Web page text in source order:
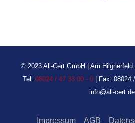
© 2023 All-Cert GmbH | Am Hilgnerfeld
Tel: 08024 / 47 33 00 - 0| Fax: 08024
info@all-cert.de
Impressum AGB